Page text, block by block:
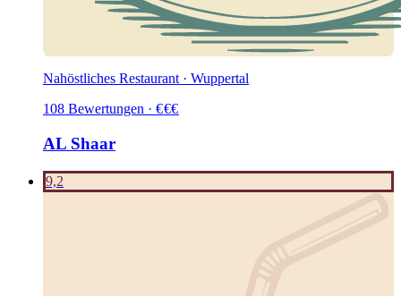
Nahöstliches Restaurant · Wuppertal
108 Bewertungen · €€€
AL Shaar
9,2